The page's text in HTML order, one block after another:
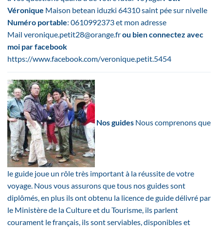
Véronique Maison betean iduzki 64310 saint pée sur nivelle
Numéro portable: 0610992373 et mon adresse
Mail veronique.petit28@orange.frou bien connectez avec
moi par facebook
https://www.facebook.com/veronique.petit.5454
Nos guides Nous comprenons que
le guide joue un rôle très important à la réussite de votre
voyage. Nous vous assurons que tous nos guides sont
diplômés, en plus ils ont obtenu la licence de guide délivré par
le Ministère de la Culture et du Tourisme, ils parlent
courament le français, ils sont serviables, disponibles et